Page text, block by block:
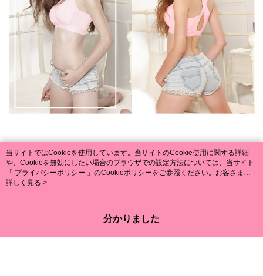
当サイトではCookieを使用しています。当サイトのCookie使用に関する詳細
や、Cookieを無効にしたい場合のブラウザでの設定方法については、当サイト
「 プライバシーポリシー 」のCookieポリシーをご参照ください。お客さま
が、当サイトを引き続き使用される場合、当社がサイト利用規約のCookieポリ
詳しく見る >
分かりました